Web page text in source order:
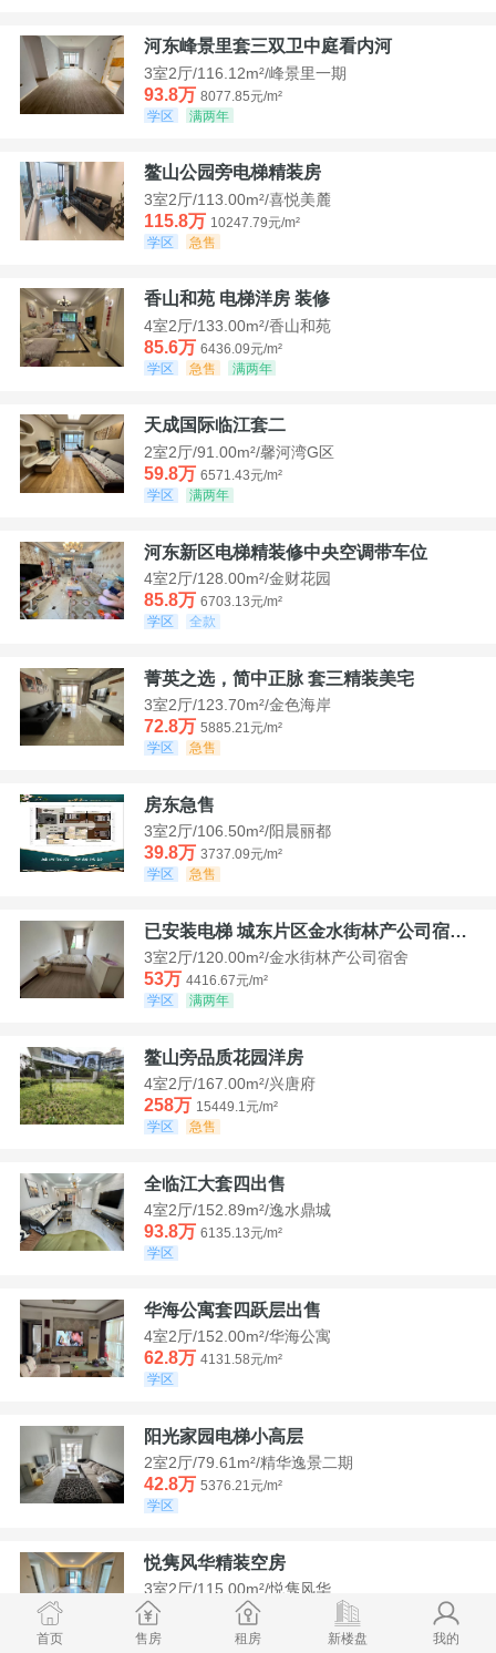
河东峰景里套三双卫中庭看内河
3室2厅/116.12m²/峰景里一期
93.8万 8077.85元/m²
学区
满两年
鳌山公园旁电梯精装房
3室2厅/113.00m²/喜悦美麓
115.8万 10247.79元/m²
学区
急售
香山和苑 电梯洋房 装修
4室2厅/133.00m²/香山和苑
85.6万 6436.09元/m²
学区
急售 满两年
天成国际临江套二
2室2厅/91.00m²/馨河湾G区
59.8万 6571.43元/m²
学区
满两年
河东新区电梯精装修中央空调带车位
4室2厅/128.00m²/金财花园
85.8万 6703.13元/m²
学区
全款
菁英之选，简中正脉 套三精装美宅
3室2厅/123.70m²/金色海岸
72.8万 5885.21元/m²
学区
急售
房东急售
3室2厅/106.50m²/阳晨丽都
39.8万 3737.09元/m²
学区
急售
已安装电梯 城东片区金水街林产公司宿舍套三可看江景
3室2厅/120.00m²/金水街林产公司宿舍
53万 4416.67元/m²
学区
满两年
鳌山旁品质花园洋房
4室2厅/167.00m²/兴唐府
258万 15449.1元/m²
学区
急售
全临江大套四出售
4室2厅/152.89m²/逸水鼎城
93.8万 6135.13元/m²
学区
华海公寓套四跃层出售
4室2厅/152.00m²/华海公寓
62.8万 4131.58元/m²
学区
阳光家园电梯小高层
2室2厅/79.61m²/精华逸景二期
42.8万 5376.21元/m²
学区
悦隽风华精装空房
3室2厅/115.00m²/悦隽风华
95万
8260.87元/m²
学区
首页 售房 租房 新楼盘 我的